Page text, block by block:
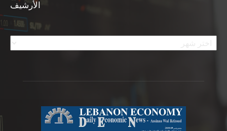
الأرشيف
الأرشيف